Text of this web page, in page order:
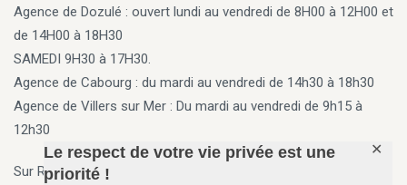
Le respect de votre vie privée est une
priorité !
✕
Agence de Dozulé : ouvert lundi au vendredi de 8H00 à 12H00 et
de 14H00 à 18H30
SAMEDI 9H30 à 17H30.
Agence de Cabourg : du mardi au vendredi de 14h30 à 18h30
Agence de Villers sur Mer : Du mardi au vendredi de 9h15 à
12h30
Sur Rendez vous en dehors des horaires ci-dessus